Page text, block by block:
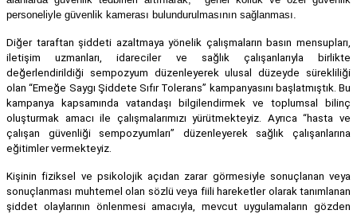
personeliyle güvenlik kamerası bulundurulmasının sağlanması.
Diğer taraftan şiddeti azaltmaya yönelik çalışmaların basın mensupları,
iletişim uzmanları, idareciler ve sağlık çalışanlarıyla birlikte
değerlendirildiği sempozyum düzenleyerek ulusal düzeyde sürekliliği
olan “Emeğe Saygı Şiddete Sıfır Tolerans” kampanyasını başlatmıştık. Bu
kampanya kapsamında vatandaşı bilgilendirmek ve toplumsal bilinç
oluşturmak amacı ile çalışmalarımızı yürütmekteyiz. Ayrıca “hasta ve
çalışan güvenliği sempozyumları” düzenleyerek sağlık çalışanlarına
eğitimler vermekteyiz.
Kişinin fiziksel ve psikolojik açıdan zarar görmesiyle sonuçlanan veya
sonuçlanması muhtemel olan sözlü veya fiili hareketler olarak tanımlanan
şiddet olaylarının önlenmesi amacıyla, mevcut uygulamaların gözden